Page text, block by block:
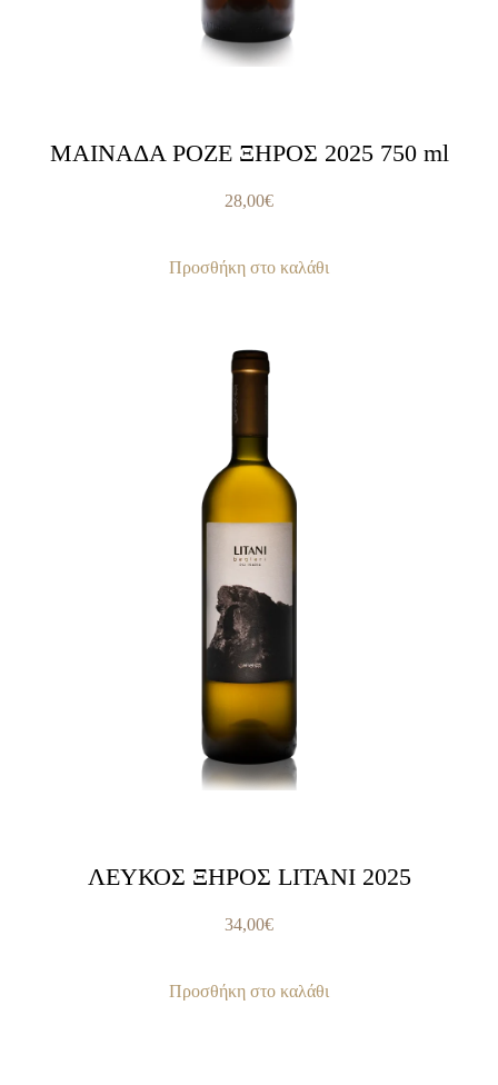
ΜΑΙΝΑΔΑ ΡΟΖΕ ΞΗΡΟΣ 2025 750 ml
28,00€
Προσθήκη στο καλάθι
ΛΕΥΚΟΣ ΞΗΡΟΣ LITANI 2025
34,00€
Προσθήκη στο καλάθι